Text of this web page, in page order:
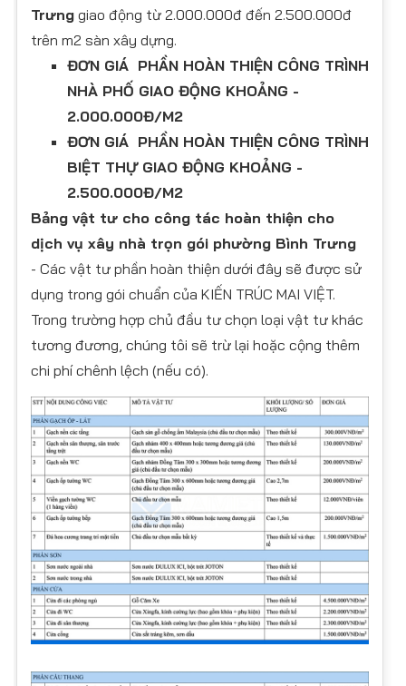
Trưng giao động từ 2.000.000đ đến 2.500.000đ
trên m2 sàn xây dựng.
ĐƠN GIÁ PHẦN HOÀN THIỆN CÔNG TRÌNH
NHÀ PHỐ GIAO ĐỘNG KHOẢNG -
2.000.000Đ/M2
ĐƠN GIÁ PHẦN HOÀN THIỆN CÔNG TRÌNH
BIỆT THỰ GIAO ĐỘNG KHOẢNG -
2.500.000Đ/M2
Bảng vật tư cho công tác hoàn thiện cho
dịch vụ xây nhà trọn gói phường Bình Trưng
- Các vật tư phần hoàn thiện dưới đây sẽ được sử
dụng trong gói chuẩn của KIẾN TRÚC MAI VIỆT.
Trong trường hợp chủ đầu tư chọn loại vật tư khác
tương đương, chúng tôi sẽ trừ lại hoặc cộng thêm
chi phí chênh lệch (nếu có).